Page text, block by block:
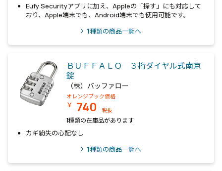
Eufy Securityアプリに加え、Appleの「探す」にも対応して
おり、Apple端末でも、Android端末でも使用可能です。
1種類の商品一覧へ
ＢＵＦＦＡＬＯ ３桁ダイヤル式南京
錠
（株）バッファロー
オレンジブック価格
￥ 740 税抜
1種類の在庫品があります
カギ紛失の心配なし
1種類の商品一覧へ